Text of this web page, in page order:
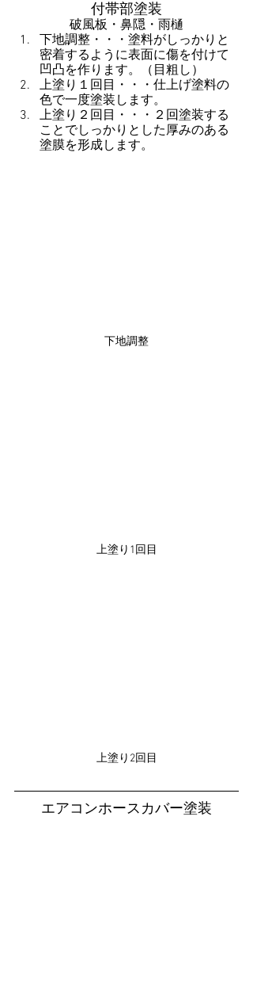
付帯部塗装
破風板・鼻隠・雨樋
下地調整・・・塗料がしっかりと
密着するように表面に傷を付けて
凹凸を作ります。（目粗し）
上塗り１回目・・・仕上げ塗料の
色で一度塗装します。
上塗り２回目・・・２回塗装する
ことでしっかりとした厚みのある
塗膜を形成します。
下地調整
上塗り1回目
上塗り2回目
エアコンホースカバー塗装